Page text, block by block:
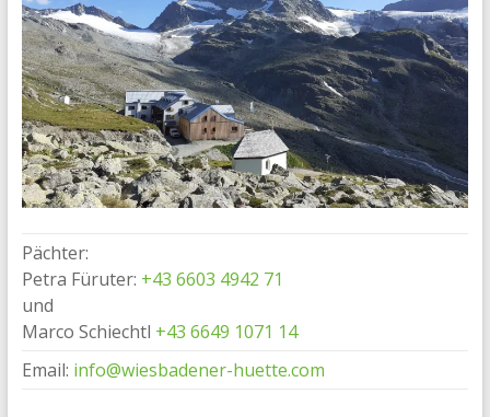
Pächter:
Petra Füruter: +43 6603 4942 71
und
Marco Schiechtl +43 6649 1071 14
Email: info@wiesbadener-huette.com